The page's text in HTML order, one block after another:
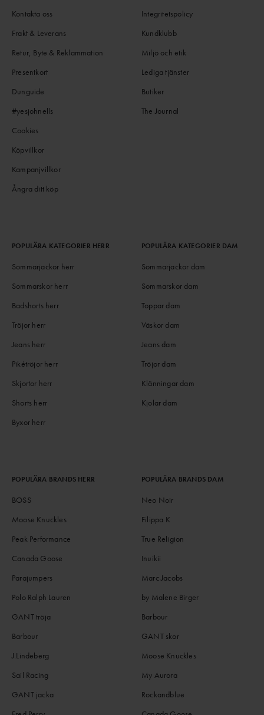
Kontakta oss
Frakt & Leverans
Retur, Byte & Reklammation
Presentkort
Dunguide
#yesjohnells
Cookies
Köpvillkor
Kampanjvillkor
Ångra ditt köp
Integritetspolicy
Kundklubb
Miljö och etik
Lediga tjänster
Butiker
The Journal
POPULÄRA KATEGORIER HERR
Sommarjackor herr
Sommarskor herr
Badshorts herr
Tröjor herr
Jeans herr
Pikétröjor herr
Skjortor herr
Shorts herr
Byxor herr
POPULÄRA KATEGORIER DAM
Sommarjackor dam
Sommarskor dam
Toppar dam
Väskor dam
Jeans dam
Tröjor dam
Klänningar dam
Kjolar dam
POPULÄRA BRANDS HERR
BOSS
Moose Knuckles
Peak Performance
Canada Goose
Parajumpers
Polo Ralph Lauren
GANT tröja
Barbour
J.Lindeberg
Sail Racing
GANT jacka
POPULÄRA BRANDS DAM
Neo Noir
Filippa K
True Religion
Inuikii
Marc Jacobs
by Malene Birger
Barbour
GANT skor
Moose Knuckles
My Aurora
Rockandblue